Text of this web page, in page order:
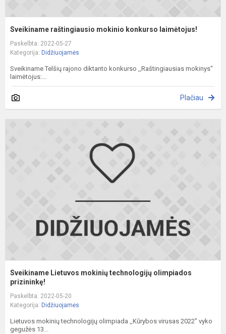
Sveikiname raštingiausio mokinio konkurso laimėtojus!
Paskelbta: 2022-05-27
Kategorija: Didžiuojamės
Sveikiname Telšių rajono diktanto konkurso ,,Raštingiausias mokinys"
laimėtojus:...
Plačiau
Sveikiname Lietuvos mokinių technologijų olimpiados
prizininkę!
Paskelbta: 2022-05-20
Kategorija: Didžiuojamės
Lietuvos mokinių technologijų olimpiada ,,Kūrybos virusas 2022" vyko
gegužės 13...